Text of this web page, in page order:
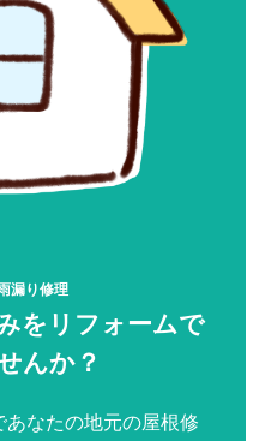
漏り修理
をリフォームで
んか？
なたの地元の屋根修